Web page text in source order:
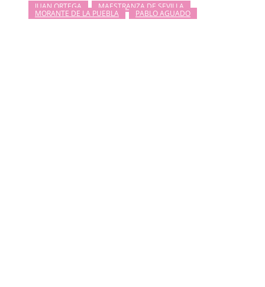
JUAN ORTEGA MAESTRANZA DE SEVILLA
MORANTE DE LA PUEBLA PABLO AGUADO